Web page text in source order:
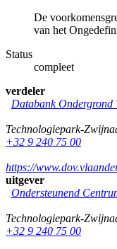
De
van het
Status
compleet
verdeler
Databank
Technologiepark-
+32 9 240 75 00
https://
uitgever
Ondersteunend
Technologiepark-
+32 9 240 75 00